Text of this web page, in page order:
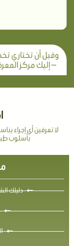
وقبل أن تختاري
— إليك مركز
لا تعرفين أي إجراء
بأسلوب
دليلك